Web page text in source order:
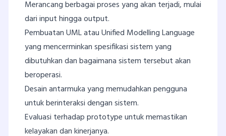
Merancang berbagai proses yang akan terjadi, mulai
dari input hingga output.
Pembuatan UML atau Unified Modelling Language
yang mencerminkan spesifikasi sistem yang
dibutuhkan dan bagaimana sistem tersebut akan
beroperasi.
Desain antarmuka yang memudahkan pengguna
untuk berinteraksi dengan sistem.
Evaluasi terhadap prototype untuk memastikan
kelayakan dan kinerjanya.